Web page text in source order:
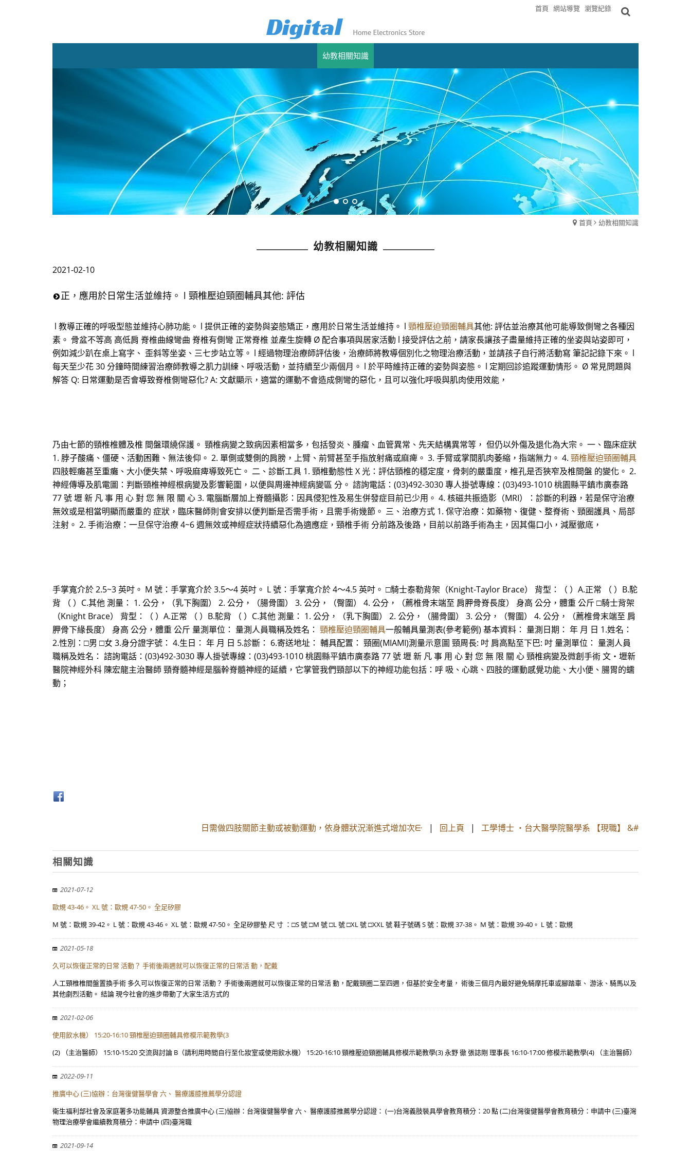
首頁 網站導覽 瀏覽紀錄
幼教相關知識
首頁 幼教相關知識
幼教相關知識
2021-02-10
正，應用於日常生活並維持。 l 頸椎壓迫頸圈輔具其他: 評估
l 教導正確的呼吸型態並維持心肺功能。 l 提供正確的姿勢與姿態矯正，應用於日常生活並維持。 l 頸椎壓迫頸圈輔具其他: 評估並治療其他可能導致側彎之各種因
素。 骨盆不等高 高低肩 脊椎曲線彎曲 脊椎有側彎 正常脊椎 並產生旋轉 Ø 配合事項與居家活動 l 接受評估之前，請家長讓孩子盡量維持正確的坐姿與站姿即可，
例如減少趴在桌上寫字、 歪斜等坐姿、三七步站立等。 l 經過物理治療師評估後，治療師將教導個別化之物理治療活動，並請孩子自行將活動寫 筆記記錄下來。 l
每天至少花 30 分鐘時間練習治療師教導之肌力訓練、呼吸活動，並持續至少兩個月。 l 於平時維持正確的姿勢與姿態。 l 定期回診追蹤運動情形。 Ø 常見問題與
解答 Q: 日常運動是否會導致脊椎側彎惡化? A: 文獻顯示，適當的運動不會造成側彎的惡化，且可以強化呼吸與肌肉使用效能，
乃由七節的頸椎椎體及椎 間盤環繞保護。 頸椎病變之致病因素相當多，包括發炎、腫瘤、血管異常、先天結構異常等， 但仍以外傷及退化為大宗。 一、臨床症狀
1. 脖子酸痛、僵硬、活動困難、無法後仰。 2. 單側或雙側的肩膀，上臂、前臂甚至手指放射痛或麻痺。 3. 手臂或掌間肌肉萎縮，指端無力。 4. 頸椎壓迫頸圈輔具
四肢輕癱甚至重癱、大小便失禁、呼吸麻痺導致死亡。 二、診斷工具 1. 頸椎動態性 X 光：評估頸椎的穩定度，骨刺的嚴重度，椎孔是否狹窄及椎間盤 的變化。 2.
神經傳導及肌電圖：判斷頸椎神經根病變及影響範圍，以便與周邊神經病變區 分。 諮詢電話：(03)492-3030 專人掛號專線：(03)493-1010 桃園縣平鎮市廣泰路
77 號 壢 新 凡 事 用 心 對 您 無 限 關 心 3. 電腦斷層加上脊髓攝影：因具侵犯性及易生併發症目前已少用。 4. 核磁共振造影（MRI）：診斷的利器，若是保守治療
無效或是相當明顯而嚴重的 症狀，臨床醫師則會安排以便判斷是否需手術，且需手術幾節。 三、治療方式 1. 保守治療：如藥物、復健、整脊術、頸圈護具、局部
注射。 2. 手術治療：一旦保守治療 4~6 週無效或神經症狀持續惡化為適應症，頸椎手術 分前路及後路，目前以前路手術為主，因其傷口小，減壓徹底，
手掌寬介於 2.5~3 英吋。 M 號：手掌寬介於 3.5～4 英吋。 L 號：手掌寬介於 4～4.5 英吋。 □騎士泰勒背架（Knight-Taylor Brace） 背型：（ ）A.正常 （ ）B.駝
背 （ ）C.其他 測量： 1. 公分，（乳下胸圍） 2. 公分，（腸骨圍） 3. 公分，（臀圍） 4. 公分，（薦椎骨末端至 肩胛骨脊長度） 身高 公分，體重 公斤 □騎士背架
（Knight Brace） 背型：（ ）A.正常 （ ）B.駝背 （ ）C.其他 測量： 1. 公分，（乳下胸圍） 2. 公分，（腸骨圍） 3. 公分，（臀圍） 4. 公分，（薦椎骨末端至 肩
胛骨下緣長度） 身高 公分，體重 公斤 量測單位： 量測人員職稱及姓名： 頸椎壓迫頸圈輔具一般輔具量測表(參考範例) 基本資料： 量測日期： 年 月 日 1.姓名：
2.性別：□男 □女 3.身分證字號： 4.生日： 年 月 日 5.診斷： 6.寄送地址： 輔具配置： 頸圈(MIAMI)測量示意圖 頸周長: 吋 肩高點至下巴: 吋 量測單位： 量測人員
職稱及姓名： 諮詢電話：(03)492-3030 專人掛號專線：(03)493-1010 桃園縣平鎮市廣泰路 77 號 壢 新 凡 事 用 心 對 您 無 限 關 心 頸椎病變及微創手術 文‧壢新
醫院神經外科 陳宏龍主治醫師 頸脊髓神經是腦幹脊髓神經的延續，它掌管我們頸部以下的神經功能包括：呼 吸、心跳、四肢的運動感覺功能、大小便、腸胃的蠕
動；
日需做四肢關節主動或被動運動，依身體狀況漸進式增加次ᣰ | 回上頁 | 工學博士 ・台大醫學院醫學系 【現職】 &#
相關知識
2021-07-12
歐規 43-46。 XL 號：歐規 47-50。 全足矽膠
M 號：歐規 39-42。 L 號：歐規 43-46。 XL 號：歐規 47-50。 全足矽膠墊 尺 寸 ：□S 號 □M 號 □L 號 □XL 號 □XXL 號 鞋子號碼 S 號：歐規 37-38。 M 號：歐規 39-40。 L 號：歐規
2021-05-18
久可以恢復正常的日常 活動？ 手術後兩週就可以恢復正常的日常活 動，配戴
人工頸椎椎間盤置換手術 多久可以恢復正常的日常 活動？ 手術後兩週就可以恢復正常的日常活 動，配戴頸圈二至四週，但基於安全考量， 術後三個月內最好避免騎摩托車或腳踏車、 游泳、騎馬以及
其他劇烈活動。 結論 現今社會的進步帶動了大家生活方式的
2021-02-06
使用飲水機） 15:20-16:10 頸椎壓迫頸圈輔具修模示範教學(3
(2) （主治醫師） 15:10-15:20 交流與討論 B（請利用時間自行至化妝室或使用飲水機） 15:20-16:10 頸椎壓迫頸圈輔具修模示範教學(3) 永野 徹 張誌剛 理事長 16:10-17:00 修模示範教學(4) （主治醫師）
2022-09-11
推廣中心 (三)協辦：台灣復健醫學會 六、 醫療護膝推薦學分認證
衛生福利部社會及家庭署多功能輔具 資源整合推廣中心 (三)協辦：台灣復健醫學會 六、 醫療護膝推薦學分認證： (一)台灣義肢裝具學會教育積分：20 點 (二)台灣復健醫學會教育積分：申請中 (三)臺灣
物理治療學會繼續教育積分：申請中 (四)臺灣職
2021-09-14